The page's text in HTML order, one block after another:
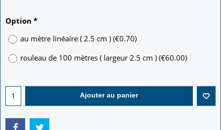
Option *
au mètre linéaire ( 2.5 cm )(€0.70)
rouleau de 100 mètres ( largeur 2.5 cm )(€60.00)
Ajouter au panier